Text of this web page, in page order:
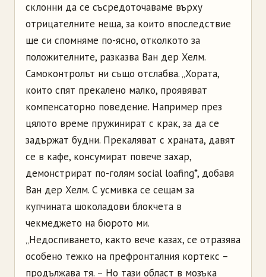
склонни да се съсредоточаваме върху
отрицателните неща, за които впоследствие
ще си спомняме по-ясно, отколкото за
положителните, разказва Ван дер Хелм.
Самоконтролът ни също отслабва. „Хората,
които спят прекалено малко, проявяват
компенсаторно поведение. Например през
цялото време пружинират с крак, за да се
задържат будни. Прекаляват с храната, давят
се в кафе, консумират повече захар,
демонстрират по-голям social loafing*, добавя
Ван дер Хелм. С усмивка се сещам за
купчината шоколадови блокчета в
чекмеджето на бюрото ми.
„Недоспиването, както вече казах, се отразява
особено тежко на префронталния кортекс –
продължава тя. – Но тази област в мозъка